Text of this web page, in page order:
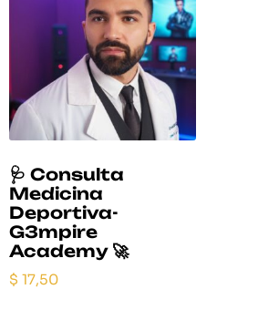
🩺 Consulta
Medicina
Deportiva-
G3mpire
Academy 🚀
$ 17,50